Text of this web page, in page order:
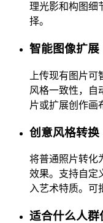
理光影和构图细
择。
智能图像扩展
上传现有图片
风格一致性，自
片或扩展创作画
创意风格转换
将普通照片转化
效果。支持自定
入艺术特质。可
适合什么人群